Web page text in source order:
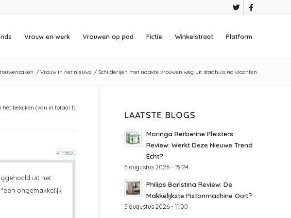
Vrouw en werk Vrouwen op pad Fictie Winkelstraat Platform
/ Vrouw in het nieuws / Schilderijen met naakte vrouwen weg uit stadhuis na klachten
het bekijken (van in totaal 1)
#178820
uit het
ongemakkelijk
LAATSTE BLOGS
Moringa Berberine Pleisters
Review: Werkt Deze Nieuwe Trend
Echt?
5 augustus 2026 - 15:24
Philips Baristina Review: De
Makkelijkste Pistonmachine Ooit?
5 augustus 2026 - 11:00